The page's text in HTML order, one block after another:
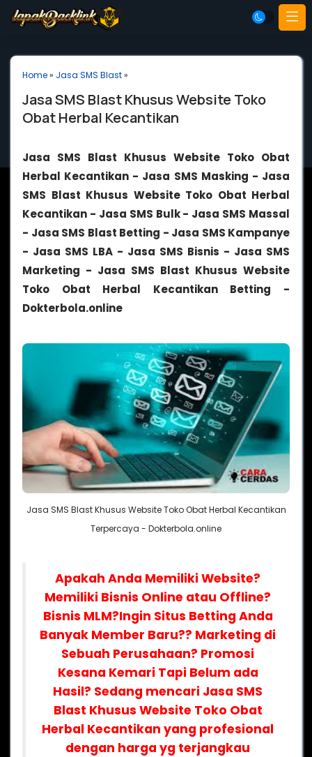
Home» Jasa SMS Blast»
Jasa SMS Blast Khusus Website Toko
Obat Herbal Kecantikan
Jasa SMS Blast Khusus Website Toko Obat
Herbal Kecantikan - Jasa SMS Masking - Jasa
SMS Blast Khusus Website Toko Obat Herbal
Kecantikan - Jasa SMS Bulk - Jasa SMS Massal
- Jasa SMS Blast Betting - Jasa SMS Kampanye
- Jasa SMS LBA - Jasa SMS Bisnis - Jasa SMS
Marketing - Jasa SMS Blast Khusus Website
Toko Obat Herbal Kecantikan Betting -
Dokterbola.online
Jasa SMS Blast Khusus Website Toko Obat Herbal Kecantikan
Terpercaya - Dokterbola.online
Apakah Anda Memiliki Website?
Memiliki Bisnis Online atau Offline?
Bisnis MLM?Ingin Situs Betting Anda
Banyak Member Baru?? Marketing di
Sebuah Perusahaan? Promosi
Kesana Kemari Tapi Belum ada
Hasil? Sedang mencari Jasa SMS
Blast Khusus Website Toko Obat
Herbal Kecantikan yang profesional
dengan harga yg terjangkau